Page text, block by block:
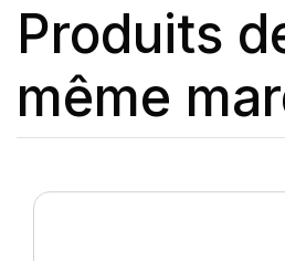
Produits
même